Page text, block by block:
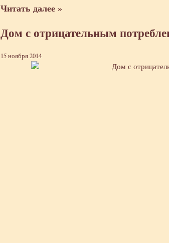
Читать далее »
Дом с отрицательным
15 ноября 2014